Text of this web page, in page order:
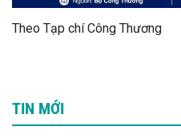
Theo Tạp chí Công Thương
TIN MỚI